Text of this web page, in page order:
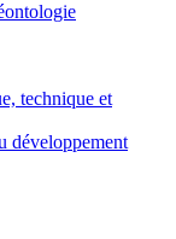
technique et
développement